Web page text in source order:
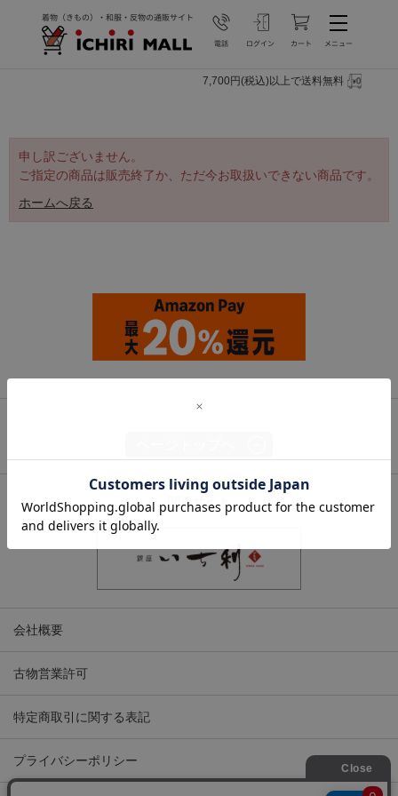
7,700円(税込)以上で送料無料
申し訳ございません。
ご指定の商品は販売終了か、ただ今お取扱いできない商品です。
ホームへ戻る
関連サイト
会社概要
古物営業許可
特定商取引に関する表記
プライバシーポリシー